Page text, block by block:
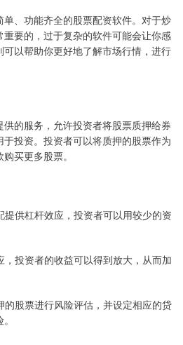
、功能齐全的股票配资软件。对于炒
要的，过于复杂的软件可能会让你感
以帮助你更好地了解市场行情，进行
的服务，允许投资者将股票质押给券
投资。投资者可以将质押的股票作为
买更多股票。
提供杠杆效应，投资者可以用较少的资
，投资者的收益可以得到放大，从而加
的股票进行风险评估，并设定相应的贷